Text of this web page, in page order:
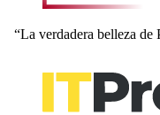
“La verdadera belleza